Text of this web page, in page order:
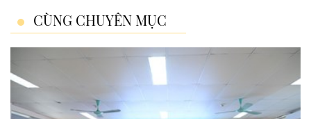
CÙNG CHUYÊN MỤC